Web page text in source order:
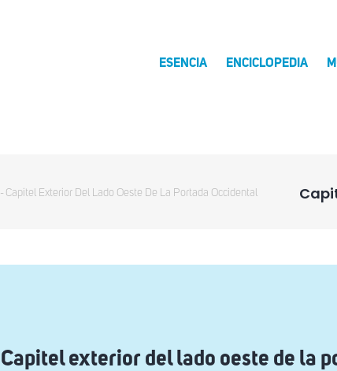
ESENCIA ENCICLOPEDIA
- Capitel Exterior Del Lado Oeste De La Portada Occidental
Capitel exterior del lado oeste de la